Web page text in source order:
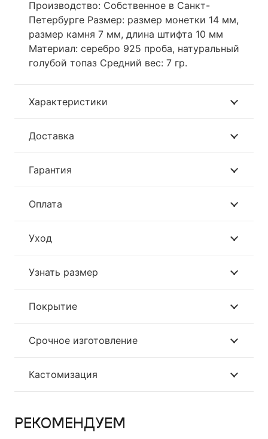
Производство: Собственное в Санкт-
Петербурге Размер: размер монетки 14 мм,
размер камня 7 мм, длина штифта 10 мм
Материал: серебро 925 проба, натуральный
голубой топаз Средний вес: 7 гр.
Характеристики
Доставка
Гарантия
Оплата
Уход
Узнать размер
Покрытие
Срочное изготовление
Кастомизация
РЕКОМЕНДУЕМ